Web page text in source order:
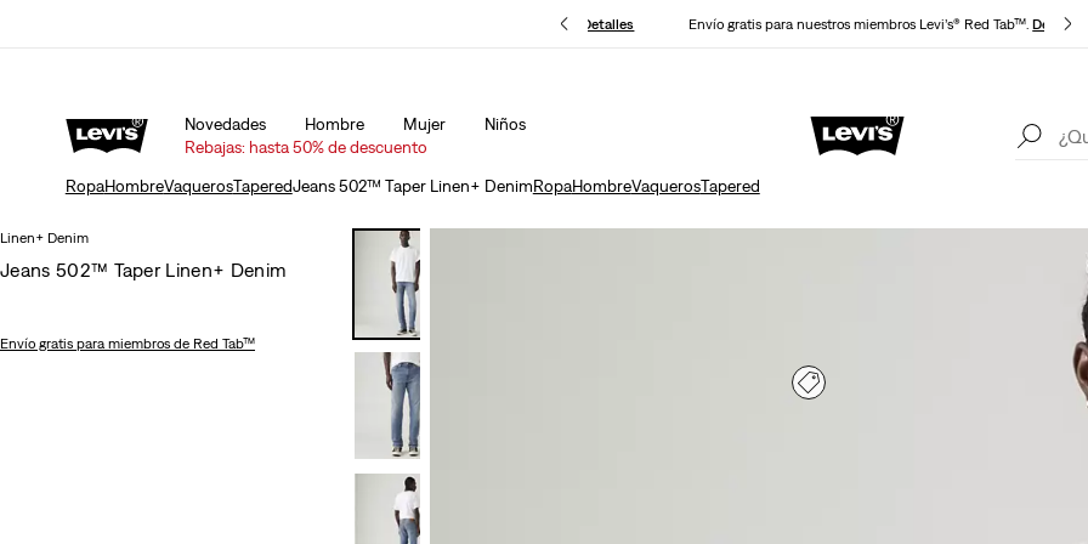
Unidays: Los estudiantes obtienen un 20% de descuento Detalles Envío gratis para nuestros miembros Levi’s® Red Tab™.Detalles
Novedades Hombre Mujer
Niños
Rebajas: hasta 50% de descuento
Política Actualizada de envíos y devoluciones
RopaHombreVaquerosTaperedJeans 502™ Taper Linen+ DenimRopaHombreVaquerosTapered
Linen+ Denim
Jeans 502™ Taper Linen+ Denim
Envío gratis para miembros de Red Tab™